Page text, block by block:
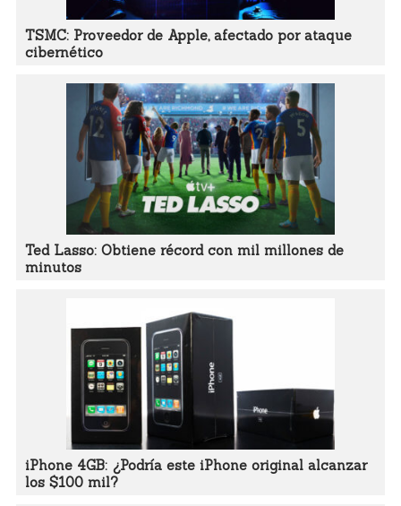
TSMC: Proveedor de Apple, afectado por ataque
cibernético
Ted Lasso: Obtiene récord con mil millones de
minutos
iPhone 4GB: ¿Podría este iPhone original alcanzar
los $100 mil?